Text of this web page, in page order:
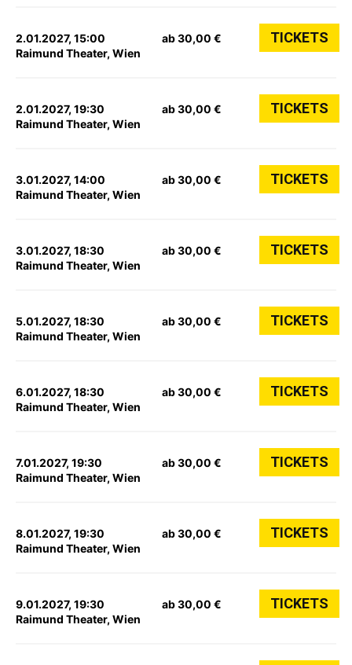
2.01.2027, 15:00
Raimund Theater, Wien
ab 30,00 € TICKETS
2.01.2027, 19:30
Raimund Theater, Wien
ab 30,00 € TICKETS
3.01.2027, 14:00
Raimund Theater, Wien
ab 30,00 € TICKETS
3.01.2027, 18:30
Raimund Theater, Wien
ab 30,00 € TICKETS
5.01.2027, 18:30
Raimund Theater, Wien
ab 30,00 € TICKETS
6.01.2027, 18:30
Raimund Theater, Wien
ab 30,00 € TICKETS
7.01.2027, 19:30
Raimund Theater, Wien
ab 30,00 € TICKETS
8.01.2027, 19:30
Raimund Theater, Wien
ab 30,00 € TICKETS
9.01.2027, 19:30
Raimund Theater, Wien
ab 30,00 € TICKETS